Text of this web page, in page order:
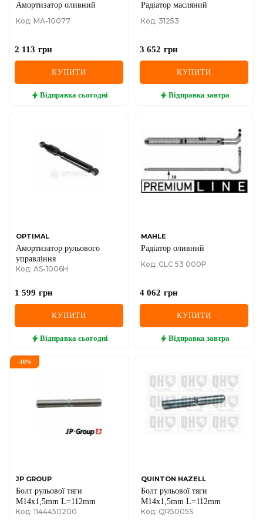
Амортизатор оливний
Код: MA-10077
2 113 грн
КУПИТИ
Відправка сьогодні
Радіатор масляний
Код: 31253
3 652 грн
КУПИТИ
Відправка завтра
OPTIMAL
Амортизатор рульового
управління
Код: AS-1006H
1 599 грн
КУПИТИ
Відправка сьогодні
MAHLE
Радіатор оливний
Код: CLC 53 000P
4 062 грн
КУПИТИ
Відправка завтра
-10%
JP GROUP
Болт рульової тяги
M14x1,5mm L=112mm
Код: 1144450200
QUINTON HAZELL
Болт рульової тяги
M14x1,5mm L=112mm
Код: QR5005S